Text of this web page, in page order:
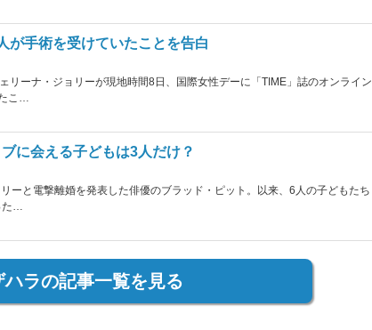
が手術を受けていたことを告白
リーナ・ジョリーが現地時間8日、国際女性デーに「TIME」誌のオンライン
こ…
に会える子どもは3人だけ？
ーと電撃離婚を発表した俳優のブラッド・ピット。以来、6人の子どもたち
た…
ハラの記事一覧を見る